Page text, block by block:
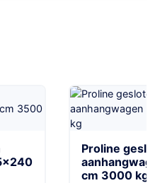
Proline
cm 3000 kg